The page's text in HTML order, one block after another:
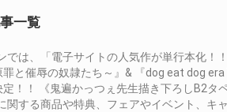
一覧
では、「電子サイトの人気作が単行本化！
罪と催辱の奴隷たち～』& 『dog eat dog
！！ 《鬼遍かっつぇ先生描き下ろしB2タ
関する商品や特典、フェアやイベント、キ